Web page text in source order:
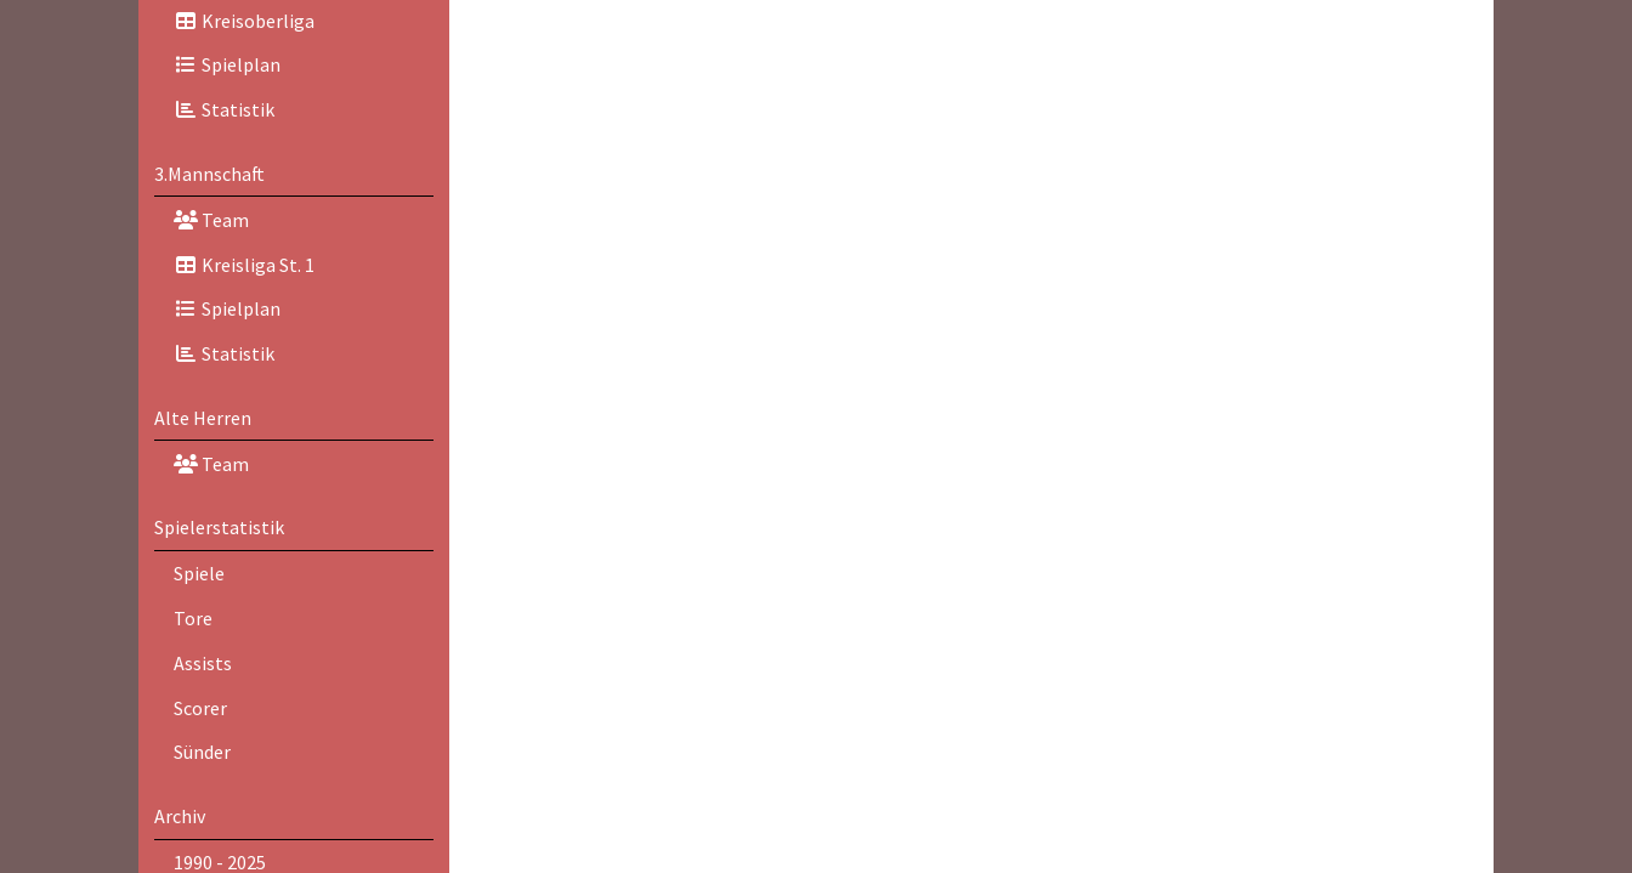
Kreisoberliga
Spielplan
Statistik
3.Mannschaft
Team
Kreisliga St. 1
Spielplan
Statistik
Alte Herren
Team
Spielerstatistik
Spiele
Tore
Assists
Scorer
Sünder
Archiv
1990 - 2025